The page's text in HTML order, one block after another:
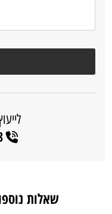
077-9973868
שאלות